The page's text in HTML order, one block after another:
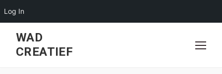
Log In
content
WAD
CREATIEF